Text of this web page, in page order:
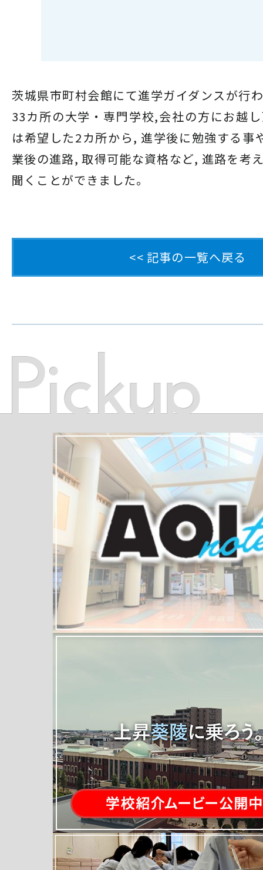
茨城県市町村会館にて進学ガイダンスが行
33カ所の大学・専門学校,会社の方にお越
は希望した2カ所から, 進学後に勉強する事
業後の進路, 取得可能な資格など, 進路を考
聞くことができました。
<< 記事の一覧へ戻る